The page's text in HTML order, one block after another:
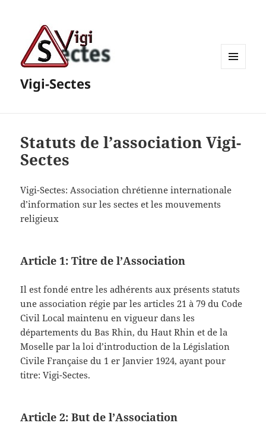
Vigi-Sectes
Statuts de l’association Vigi-
Sectes
Vigi-Sectes: Association chrétienne internationale
d’information sur les sectes et les mouvements
religieux
Article 1: Titre de l’Association
Il est fondé entre les adhérents aux présents statuts
une association régie par les articles 21 à 79 du Code
Civil Local maintenu en vigueur dans les
départements du Bas Rhin, du Haut Rhin et de la
Moselle par la loi d’introduction de la Législation
Civile Française du 1 er Janvier 1924, ayant pour
titre: Vigi-Sectes.
Article 2: But de l’Association